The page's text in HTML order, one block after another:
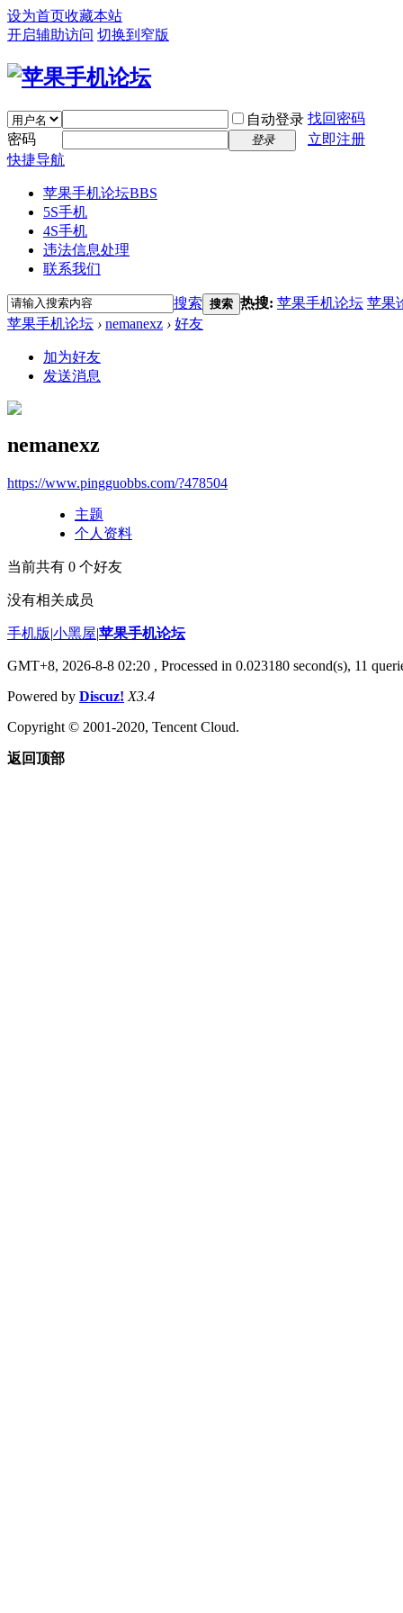
设为首页收藏本站
开启辅助访问 切换到窄版
自动登录 找回密码
密码
登录
立即注册
快捷导航
苹果手机论坛BBS
5S手机
4S手机
违法信息处理
联系我们
搜索 搜索 热搜: 苹果手机论坛 苹果
苹果手机论坛 › nemanexz › 好友
加为好友
发送消息
nemanexz
https://www.pingguobbs.com/?478504
主题
个人资料
当前共有 0 个好友
没有相关成员
手机版|小黑屋|苹果手机论坛
GMT+8, 2026-8-8 02:20 , Processed in 0.023180 second(s), 11
Powered by Discuz! X3.4
Copyright © 2001-2020, Tencent Cloud.
返回顶部